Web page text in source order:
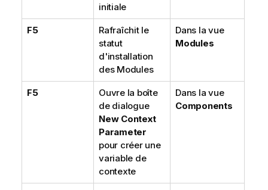
initiale
F5
Rafraîchit le
statut
d'installation
des Modules
Dans la vue
Modules
F5
Ouvre la boîte
de dialogue
New Context
Parameter
pour créer une
variable de
contexte
Dans la vue
Components